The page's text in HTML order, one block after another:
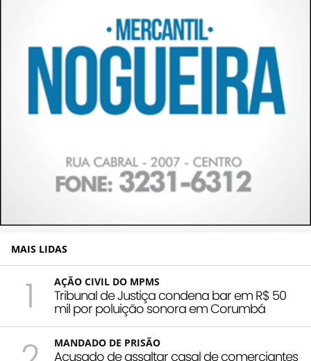
MAIS LIDAS
1 AÇÃO CIVIL DO MPMS
Tribunal de Justiça condena bar em R$ 50
mil por poluição sonora em Corumbá
MANDADO DE PRISÃO
Acusado de assaltar casal de comerciantes